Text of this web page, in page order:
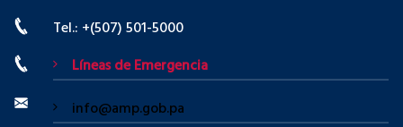
Tel.: +(507) 501-5000
Líneas de Emergencia
info@amp.gob.pa